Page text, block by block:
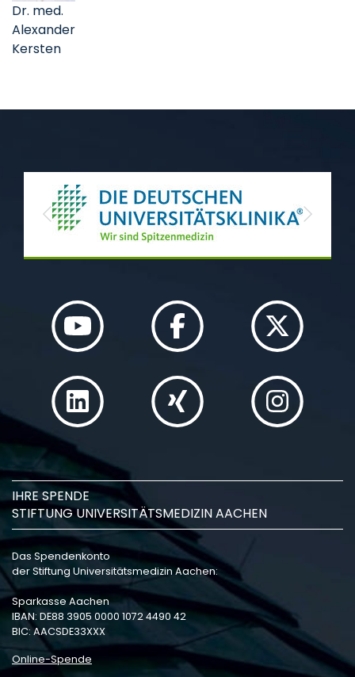
Dr. med.
Alexander
Kersten
Previous Next
IHRE SPENDE
STIFTUNG UNIVERSITÄTSMEDIZIN AACHEN
Das Spendenkonto
der Stiftung Universitätsmedizin Aachen:
Sparkasse Aachen
IBAN: DE88 3905 0000 1072 4490 42
BIC: AACSDE33XXX
Online-Spende